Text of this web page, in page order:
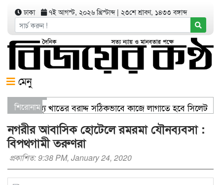
ঢাকা ৭ই আগস্ট, ২০২৬ খ্রিস্টাব্দ| ২৩শে শ্রাবণ, ১৪৩৩ বঙ্গাব্দ
মেনু
শিরোনামস্বাস্থ্য খাতের বরাদ্দ সঠিকভাবে কাজে লাগাতে হবে
যার যেখানে খালি জায়গা আছে, গাছ লাগান — আব্দুল কাইয়ুম
নগরীর আবাসিক হোটেলে রমরমা যৌনব্যবসা :
বিপথগামী তরুণরা
প্রকাশিত: 9:38 PM, January 24, 2020